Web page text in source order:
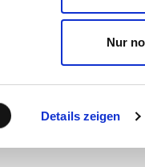
Details zeigen
Nur
spk-